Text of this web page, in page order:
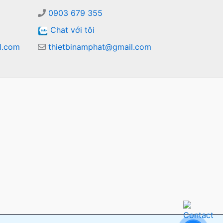
0903 679 355
Chat với tôi
thietbinamphat@gmail.com